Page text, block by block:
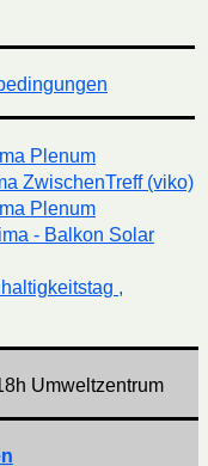
Plenum
ZwischenTreff (viko)
Plenum
- Balkon Solar
,
Umweltzentrum